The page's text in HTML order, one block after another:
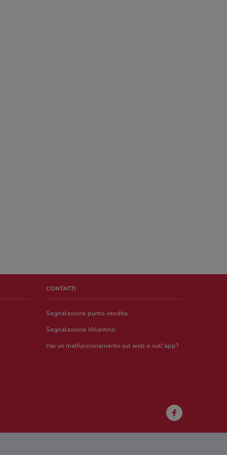
CONTATTI
Segnalazione punto vendita
Segnalazione Volantino
Hai un malfunzionamento sul web o sull'app?